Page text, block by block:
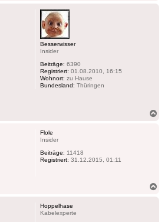
Besserwisser
Insider
Beiträge: 6390
Registriert: 01.08.2010, 16:15
Wohnort: zu Hause
Bundesland: Thüringen
Flole
Insider
Beiträge: 11418
Registriert: 31.12.2015, 01:11
Hoppelhase
Kabelexperte